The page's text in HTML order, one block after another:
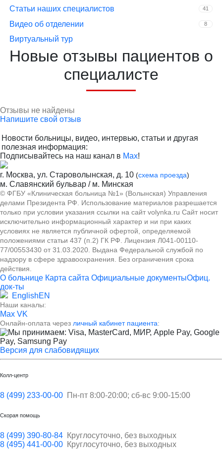
Статьи наших специалистов 41
Видео об отделении 8
Виртуальный тур
Новые отзывы пациентов о
специалисте
Отзывы не найдены
Напишите свой отзыв
Новости больницы, видео, интервью, статьи и другая
полезная информация:
Подписывайтесь на наш канал в Max!
г. Москва, ул. Староволынская, д. 10 (схема проезда)
м. Славянский бульвар / м. Минская
© ФГБУ «Клиническая больница №1» (Волынская) Управления
делами Президента РФ. Использование материалов разрешается
только при условии указания ссылки на сайт volynka.ru Сайт носит
исключительно информационный характер и ни при каких
условиях не является публичной офертой, определяемой
положениями статьи 437 (п.2) ГК РФ. Лицензия Л041-00110-
77/00553430 от 31.03.2020. Выдана Федеральной службой по
надзору в сфере здравоохранения. Без ограничения срока
действия.
О больнице Карта сайта Официальные документыОфиц.
док-ты
EnglishEN
Наши каналы:
Max VK
Онлайн-оплата через личный кабинет пациента:
Версия для слабовидящих
Колл-центр
8 (499) 233-00-00 Пн-пт 8:00-20:00; сб-вс 9:00-15:00
Скорая помощь
8 (499) 390-80-84 Круглосуточно, без выходных
8 (495) 441-00-00 Круглосуточно, без выходных